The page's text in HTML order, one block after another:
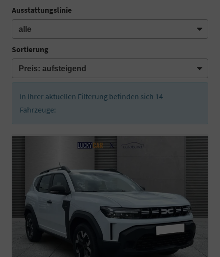
Ausstattungslinie
Sortierung
In Ihrer aktuellen Filterung befinden sich 14
Fahrzeuge: